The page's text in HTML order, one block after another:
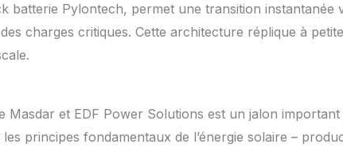
Pylontech, permet une transition instantanée
charges critiques. Cette architecture réplique à
Masdar et EDF Power Solutions est un jalon
principes fondamentaux de l’énergie solaire –